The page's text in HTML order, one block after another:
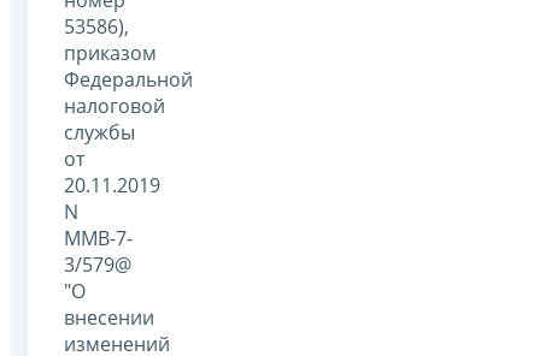
53586),
приказом
Федеральной
налоговой
службы
от
20.11.2019
N
ММВ-7-
3/579@
"О
внесении
изменений